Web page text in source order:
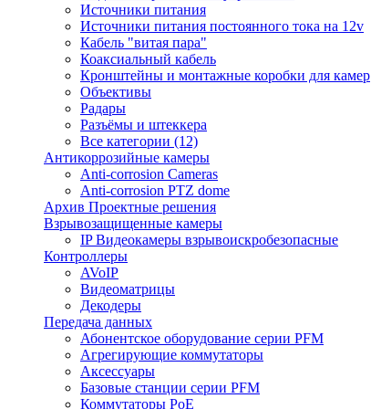
Источники питания
Источники питания постоянного тока на 12v
Кабель "витая пара"
Коаксиальный кабель
Кронштейны и монтажные коробки для камер
Объективы
Радары
Разъёмы и штеккера
Все категории (12)
Антикоррозийные камеры
Anti-corrosion Cameras
Anti-corrosion PTZ dome
Архив Проектные решения
Взрывозащищенные камеры
IP Видеокамеры взрывоискробезопасные
Контроллеры
AVoIP
Видеоматрицы
Декодеры
Передача данных
Абонентское оборудование серии PFM
Агрегирующие коммутаторы
Аксессуары
Базовые станции серии PFM
Коммутаторы PoE